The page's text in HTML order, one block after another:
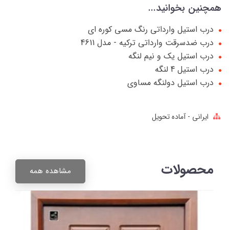
همچنین بخوانید...
درب استیل وارداتی رنگ مسی کوره ای
درب ضدسرقت وارداتی ترکیه - مدل 4611
درب استیل یک و نیم لنگه
درب استیل 4 لنگه
درب استیل دولنگه مساوی
ایرانی - آماده تحویل
محصولات مشاهده همه